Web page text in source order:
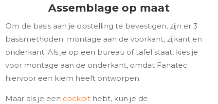
Assemblage op maat
Om de basis aan je opstelling te bevestigen, zijn er 3
basismethoden: montage aan de voorkant, zijkant en
onderkant. Als je op een bureau of tafel staat, kies je
voor montage aan de onderkant, omdat Fanatec
hiervoor een klem heeft ontworpen.
Maar als je een cockpit hebt, kun je de